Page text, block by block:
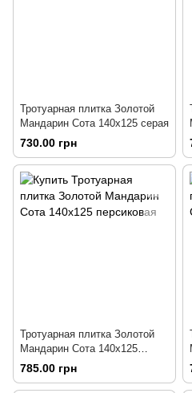
Тротуарная плитка Золотой
Мандарин Сота 140х125 серая
730.00 грн
Тротуарная плитка Золотой
Мандарин Сота 140х125
персиковая
785.00 грн